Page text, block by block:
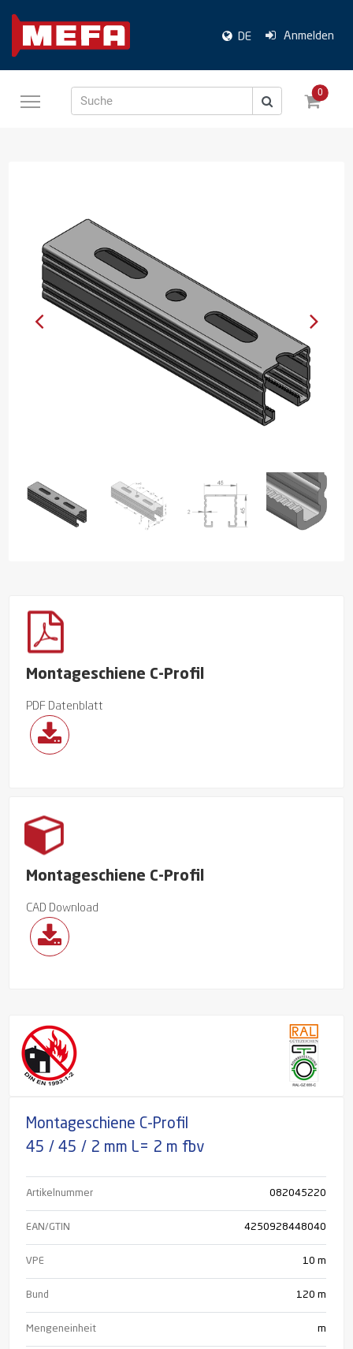
DE Anmelden
Suche
0
Montageschiene C-Profil
PDF Datenblatt
Montageschiene C-Profil
CAD Download
Montageschiene C-Profil
45 / 45 / 2 mm L= 2 m fbv
Artikelnummer 082045220
EAN/GTIN 4250928448040
VPE 10 m
Bund 120 m
Mengeneinheit m